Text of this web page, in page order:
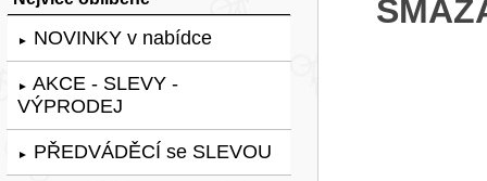
► NOVINKY v nabídce
► AKCE - SLEVY -
VÝPRODEJ
► PŘEDVÁDĚCÍ se SLEVOU